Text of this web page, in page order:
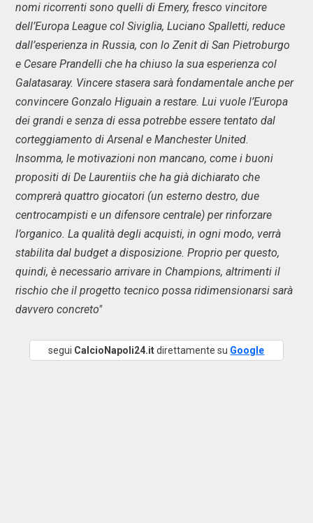
nomi ricorrenti sono quelli di Emery, fresco vincitore
dell’Europa League col Siviglia, Luciano Spalletti, reduce
dall’esperienza in Russia, con lo Zenit di San Pietroburgo
e Cesare Prandelli che ha chiuso la sua esperienza col
Galatasaray. Vincere stasera sarà fondamentale anche per
convincere Gonzalo Higuain a restare. Lui vuole l’Europa
dei grandi e senza di essa potrebbe essere tentato dal
corteggiamento di Arsenal e Manchester United.
Insomma, le motivazioni non mancano, come i buoni
propositi di De Laurentiis che ha già dichiarato che
comprerà quattro giocatori (un esterno destro, due
centrocampisti e un difensore centrale) per rinforzare
l’organico. La qualità degli acquisti, in ogni modo, verrà
stabilita dal budget a disposizione. Proprio per questo,
quindi, è necessario arrivare in Champions, altrimenti il
rischio che il progetto tecnico possa ridimensionarsi sarà
davvero concreto"
segui CalcioNapoli24.itdirettamente su Google